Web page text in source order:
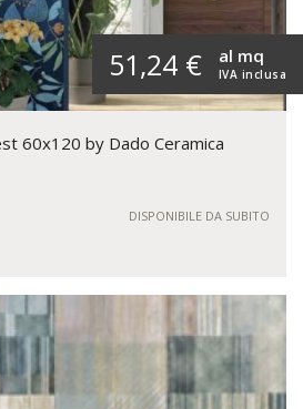
51,24 € IVA inclusa
al mq
60x120 by Dado Ceramica
DISPONIBILE DA SUBITO